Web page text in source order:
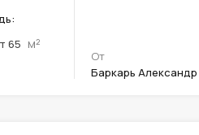
65 м²
От
Баркарь Александр